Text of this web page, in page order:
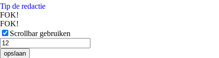
Tip de redactie
FOK!
FOK!
Scrollbar gebruiken
opslaan